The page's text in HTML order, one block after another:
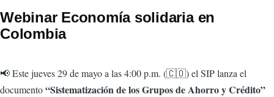
Webinar Economía solidaria en
Colombia
📢 Este jueves 29 de mayo a las 4:00 p.m. (🇨🇴) el SIP lanza el
documento“Sistematización de los Grupos de Ahorro y Crédito”